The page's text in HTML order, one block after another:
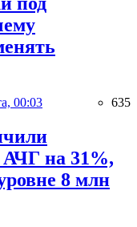
00:03 635
АЧГ на 31%,
8 млн